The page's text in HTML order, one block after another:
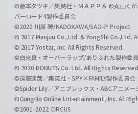
©藤本タツキ／集英社・ＭＡＰＰＡ ©丸山くが
バーロード4製作委員会
©2020 川原 礫/KADOKAWA/SAO-P Project
© 2017 Manjuu Co.,Ltd. & YongShi Co.,Ltd.
© 2017 Yostar, Inc. All Rights Reserved.
©白米良・オーバーラップ/ありふれた製作委
© 2020 DONUTS Co. Ltd. All Rights
©遠藤達哉／集英社・SPY×FAMILY製作委員会
©Spider Lily／アニプレックス・ABCアニメー
©GungHo Online Entertainment, Inc. All
©2001-2022 CIRCUS